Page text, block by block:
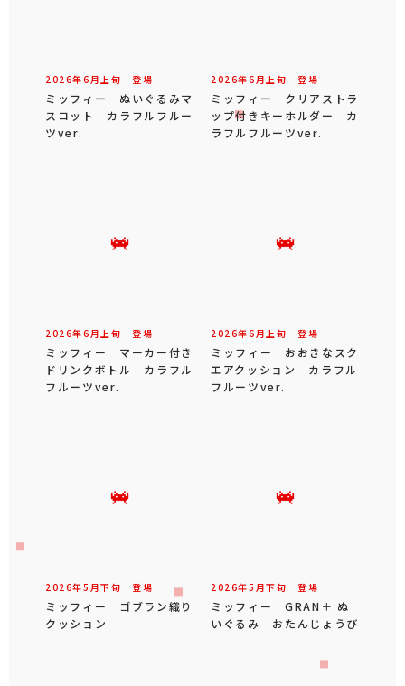
2026年6 月 上旬 登場
ミッフィー ぬいぐるみマ
スコット カラフルフルー
ツver.
2026年6 月 上旬 登場
ミッフィー クリアストラ
ップ付きキーホルダー カ
ラフルフルーツver.
2026年6 月 上旬 登場
ミッフィー マーカー付き
ドリンクボトル カラフル
フルーツver.
2026年6 月 上旬 登場
ミッフィー おおきなスク
エアクッション カラフル
フルーツver.
2026年5 月下旬 登場
ミッフィー ゴブラン織り
クッション
2026年5 月下旬 登場
ミッフィー GRAN＋ ぬ
いぐるみ おたんじょうび